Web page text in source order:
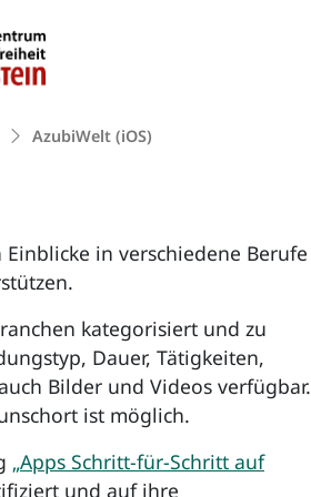
AzubiWelt (iOS)
in verschiedene Berufe
kategorisiert und zu
Dauer, Tätigkeiten,
Bilder und Videos verfügbar.
ist möglich.
„Apps Schritt-für-Schritt auf
und auf ihre